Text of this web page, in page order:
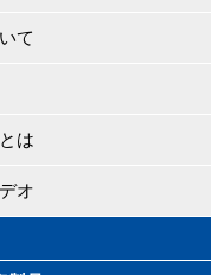
て
は
オ